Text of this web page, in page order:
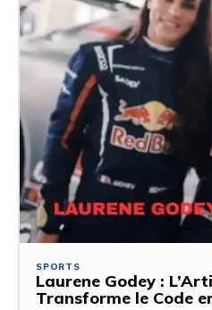
SPORTS
Laurene Godey :
Transforme le Code